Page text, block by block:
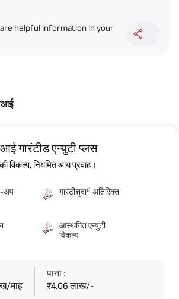
helpful information in your
गारंटीड एन्युटी प्लस
विकल्प, नियमित आय प्रवाह।
अप
गारंटीशुदा# अतिरिक्त
आस्थगित एन्युटी
विकल्प
माह
पाना :
₹4.06 लाख/-